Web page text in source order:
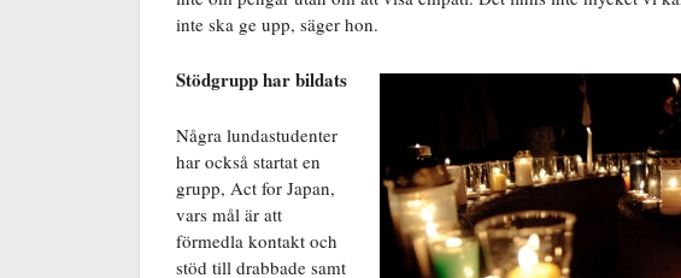
inte ska ge upp, säger hon.
Stödgrupp har bildats
Några lundastudenter
har också startat en
grupp, Act for Japan,
vars mål är att
förmedla kontakt och
stöd till drabbade samt